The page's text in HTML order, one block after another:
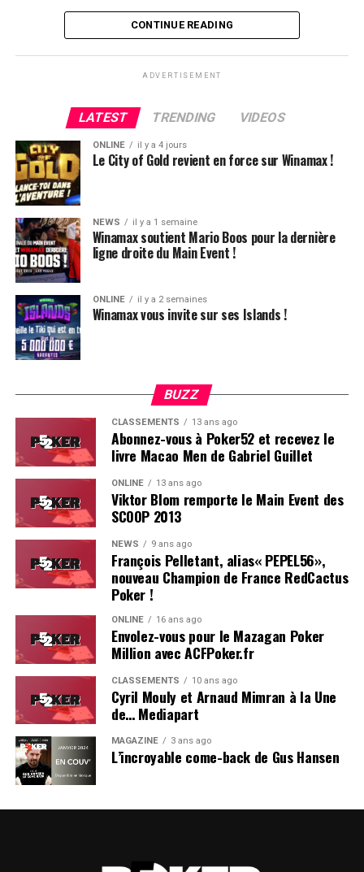
Flop QJ4. All-in de Ludovic et insta call de Logghe, avec
peine une BB, qu’il perdra le coup suivant contre le
même adversaire.
Ludovic Soleau sort donc à la troisième place, pour un
joli gain de 15720€ !
Place au heads-up final.
Soleau à gauche, sorti par Logghe au centre
CONTINUE READING
ADVERTISEMENT
LATEST TRENDING VIDEOS
ONLINE il y a 4 jours
Le City of Gold revient en force sur Winamax !
NEWS il y a 1 semaine
Winamax soutient Mario Boos pour la dernière
ligne droite du Main Event !
ONLINE il y a 2 semaines
Winamax vous invite sur ses Islands !
BUZZ
CLASSEMENTS 13 ans ago
Abonnez-vous à Poker52 et recevez le
livre Macao Men de Gabriel Guillet
ONLINE 13 ans ago
Viktor Blom remporte le Main Event des
SCOOP 2013
NEWS 9 ans ago
François Pelletant, alias« PEPEL56»,
nouveau Champion de France RedCactus
Poker !
ONLINE 16 ans ago
Envolez-vous pour le Mazagan Poker
Million avec ACFPoker.fr
CLASSEMENTS 10 ans ago
Cyril Mouly et Arnaud Mimran à la Une
de… Mediapart
MAGAZINE 3 ans ago
L’incroyable come-back de Gus Hansen